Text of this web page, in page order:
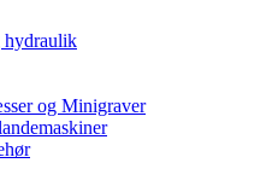
hydraulik
og Minigraver